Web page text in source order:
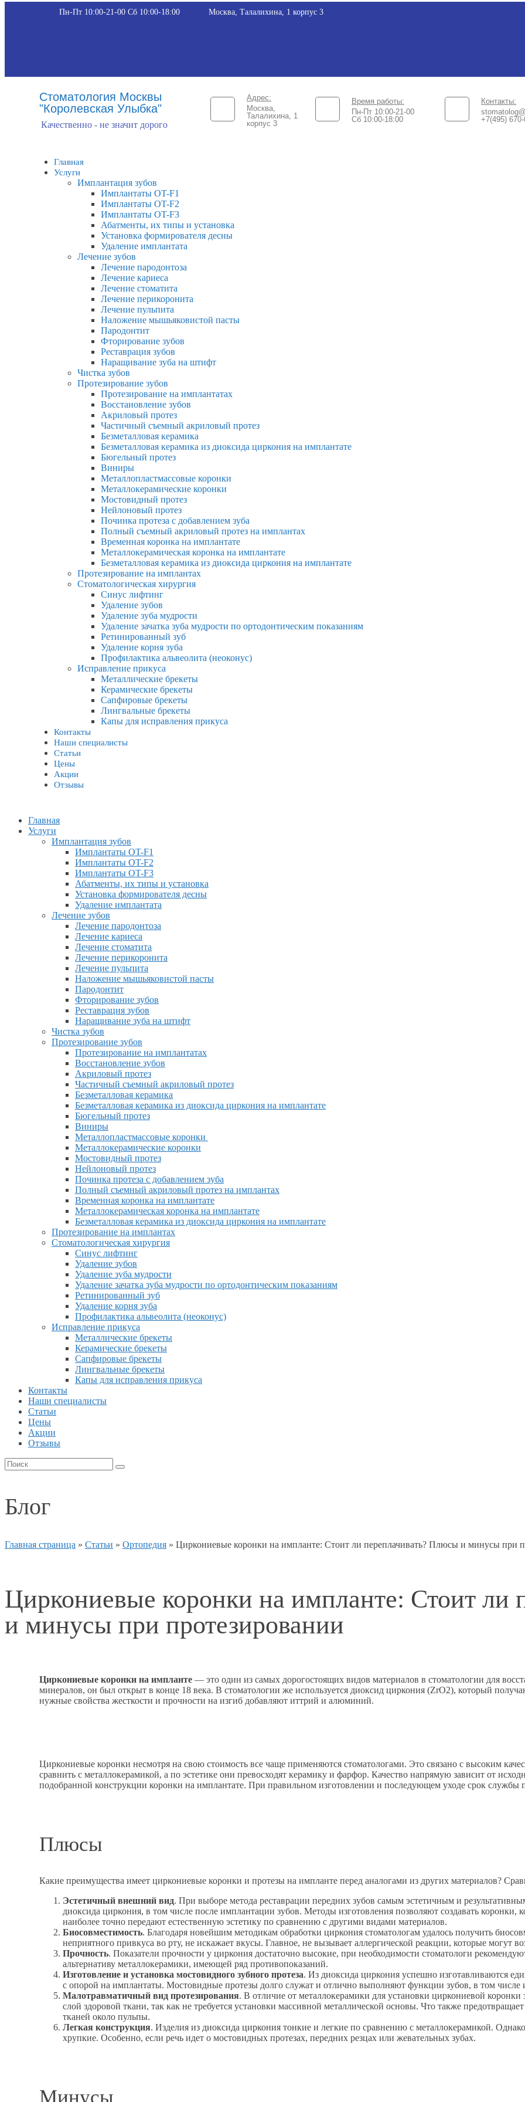
Пн-Пт 10:00-21-00 Сб 10:00-18:00​ Москва, Талалихина, 1 корпус 3
Стоматология Москвы
"Королевская Улыбка"
Качественно - не значит дорого
Адрес:
Москва,
Талалихина, 1
корпус 3
Время работы:
Пн-Пт 10:00-21-00
Сб 10:00-18:00​
Контакты:
+7(495)
Главная
Услуги
Имплантация зубов
Имплантаты OT-F1
Имплантаты OT-F2
Имплантаты OT-F3
Абатменты, их типы и установка
Установка формирователя десны
Удаление имплантата
Лечение зубов
Лечение пародонтоза
Лечение кариеса
Лечение стоматита
Лечение перикоронита
Лечение пульпита
Наложение мышьяковистой пасты
Пародонтит
Фторирование зубов
Реставрация зубов
Наращивание зуба на штифт
Чистка зубов
Протезирование зубов
Протезирование на имплантатах
Восстановление зубов
Акриловый протез
Частичный съемный акриловый протез
Безметалловая керамика
Безметалловая керамика из диоксида циркония на имплантате
Бюгельный протез
Виниры
Металлопластмассовые коронки
Металлокерамические коронки
Мостовидный протез
Нейлоновый протез
Починка протеза с добавлением зуба
Полный съемный акриловый протез на имплантах
Временная коронка на имплантате
Металлокерамическая коронка на имплантате
Безметалловая керамика из диоксида циркония на имплантате
Протезирование на имплантах
Стоматологическая хирургия
Синус лифтинг
Удаление зубов
Удаление зуба мудрости
Удаление зачатка зуба мудрости по ортодонтическим показаниям
Ретинированный зуб
Удаление корня зуба
Профилактика альвеолита (неоконус)
Исправление прикуса
Металлические брекеты
Керамические брекеты
Сапфировые брекеты
Лингвальные брекеты
Капы для исправления прикуса
Контакты
Наши специалисты
Статьи
Цены
Акции
Отзывы
Главная
Услуги
Имплантация зубов
Имплантаты OT-F1
Имплантаты OT-F2
Имплантаты OT-F3
Абатменты, их типы и установка
Установка формирователя десны
Удаление имплантата
Лечение зубов
Лечение пародонтоза
Лечение кариеса
Лечение стоматита
Лечение перикоронита
Лечение пульпита
Наложение мышьяковистой пасты
Пародонтит
Фторирование зубов
Реставрация зубов
Наращивание зуба на штифт
Чистка зубов
Протезирование зубов
Протезирование на имплантатах
Восстановление зубов
Акриловый протез
Частичный съемный акриловый протез
Безметалловая керамика
Безметалловая керамика из диоксида циркония на имплантате
Бюгельный протез
Виниры
Металлопластмассовые коронки
Металлокерамические коронки
Мостовидный протез
Нейлоновый протез
Починка протеза с добавлением зуба
Полный съемный акриловый протез на имплантах
Временная коронка на имплантате
Металлокерамическая коронка на имплантате
Безметалловая керамика из диоксида циркония на имплантате
Протезирование на имплантах
Стоматологическая хирургия
Синус лифтинг
Удаление зубов
Удаление зуба мудрости
Удаление зачатка зуба мудрости по ортодонтическим показаниям
Ретинированный зуб
Удаление корня зуба
Профилактика альвеолита (неоконус)
Исправление прикуса
Металлические брекеты
Керамические брекеты
Сапфировые брекеты
Лингвальные брекеты
Капы для исправления прикуса
Контакты
Наши специалисты
Статьи
Цены
Акции
Отзывы
Блог
Главная страница » Статьи » Ортопедия » Циркониевые коронки на импланте: Стоит ли переплачивать? Плюсы и минусы при
Циркониевые коронки на импланте: Стоит ли
и минусы при протезировании
Циркониевые коронки на импланте — это один из самых дорогостоящих видов материалов в стоматологии для
минералов, он был открыт в конце 18 века. В стоматологии же используется диоксид циркония (ZrO2), который
нужные свойства жесткости и прочности на изгиб добавляют иттрий и алюминий.
Циркониевые коронки несмотря на свою стоимость все чаще применяются стоматологами. Это связано с высоким
сравнить с металлокерамикой, а по эстетике они превосходят керамику и фарфор. Качество напрямую зависит от
подобранной конструкции коронки на имплантате. При правильном изготовлении и последующем уходе срок службы
Плюсы
Какие преимущества имеет циркониевые коронки и протезы на импланте перед аналогами из других материалов?
Эстетичный внешний вид. При выборе метода реставрации передних зубов самым эстетичным и
диоксида циркония, в том числе после имплантации зубов. Методы изготовления позволяют создавать коронки,
наиболее точно передают естественную эстетику по сравнению с другими видами материалов.
Биосовместимость. Благодаря новейшим методикам обработки циркония стоматологам удалось получить
неприятного привкуса во рту, не искажает вкусы. Главное, не вызывает аллергической реакции, которые могут
Прочность. Показатели прочности у циркония достаточно высокие, при необходимости стоматологи
альтернативу металлокерамики, имеющей ряд противопоказаний.
Изготовление и установка мостовидного зубного протеза. Из диоксида циркония успешно изготавливаются
с опорой на имплантаты. Мостовидные протезы долго служат и отлично выполняют функции зубов, в том числе
Малотравматичный вид протезирования. В отличие от металлокерамики для установки циркониевой
слой здоровой ткани, так как не требуется установки массивной металлической основы. Что также
тканей около пульпы.
Легкая конструкция. Изделия из диоксида циркония тонкие и легкие по сравнению с металлокерамикой.
хрупкие. Особенно, если речь идет о мостовидных протезах, передних резцах или жевательных зубах.
Минусы